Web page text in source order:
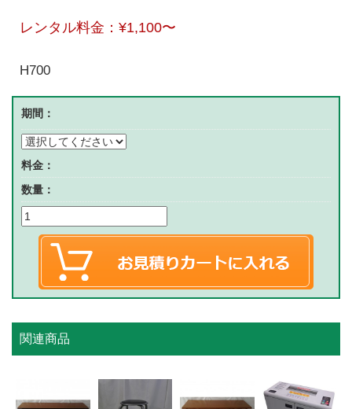
レンタル料金： ¥1,100〜
H700
期間：
料金：
数量：
関連商品